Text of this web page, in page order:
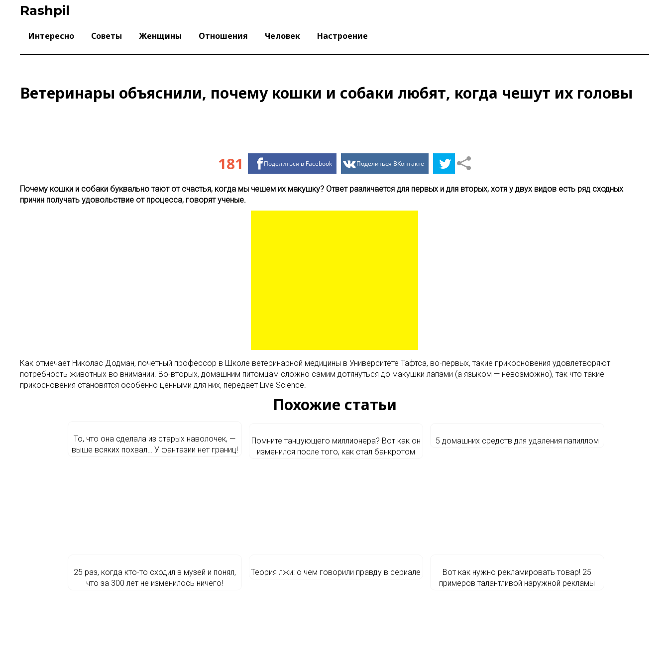
Rashpil
Интересно Советы Женщины Отношения Человек Настроение
Ветеринары объяснили, почему кошки и собаки любят, когда чешут их головы
181 Поделиться в Facebook Поделиться ВКонтакте
Почему кошки и собаки буквально тают от счастья, когда мы чешем их макушку? Ответ различается для первых и для вторых, хотя у двух видов есть ряд сходных
причин получать удовольствие от процесса, говорят ученые.
Как отмечает Николас Додман, почетный профессор в Школе ветеринарной медицины в Университете Тафтса, во-первых, такие прикосновения удовлетворяют
потребность животных во внимании. Во-вторых, домашним питомцам сложно самим дотянуться до макушки лапами (а языком — невозможно), так что такие
прикосновения становятся особенно ценными для них, передает Live Science.
Похожие статьи
То, что она сделала из старых наволочек, —
выше всяких похвал… У фантазии нет границ!
Помните танцующего миллионера? Вот как он
изменился после того, как стал банкротом
5 домашних средств для удаления папиллом
25 раз, когда кто-то сходил в музей и понял,
что за 300 лет не изменилось ничего!
Теория лжи: о чем говорили правду в сериале
Вот как нужно рекламировать товар! 25
примеров талантливой наружной рекламы